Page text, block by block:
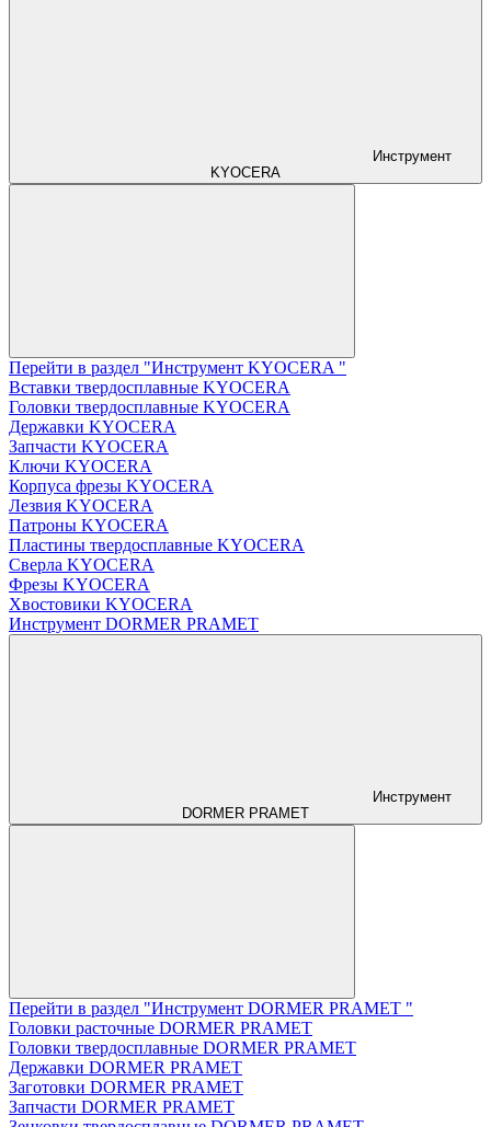
Инструмент
KYOCERA
Перейти в раздел "Инструмент KYOCERA "
Вставки твердосплавные KYOCERA
Головки твердосплавные KYOCERA
Державки KYOCERA
Запчасти KYOCERA
Ключи KYOCERA
Корпуса фрезы KYOCERA
Лезвия KYOCERA
Патроны KYOCERA
Пластины твердосплавные KYOCERA
Сверла KYOCERA
Фрезы KYOCERA
Хвостовики KYOCERA
Инструмент DORMER PRAMET
Инструмент
DORMER PRAMET
Перейти в раздел "Инструмент DORMER PRAMET "
Головки расточные DORMER PRAMET
Головки твердосплавные DORMER PRAMET
Державки DORMER PRAMET
Заготовки DORMER PRAMET
Запчасти DORMER PRAMET